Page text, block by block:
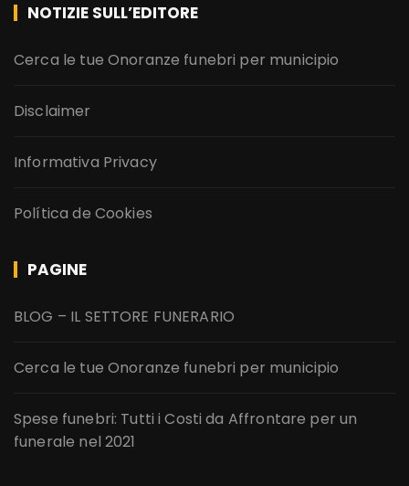
NOTIZIE SULL’EDITORE
Cerca le tue Onoranze funebri per municipio
Disclaimer
Informativa Privacy
Política de Cookies
PAGINE
BLOG – IL SETTORE FUNERARIO
Cerca le tue Onoranze funebri per municipio
Spese funebri: Tutti i Costi da Affrontare per un
funerale nel 2021